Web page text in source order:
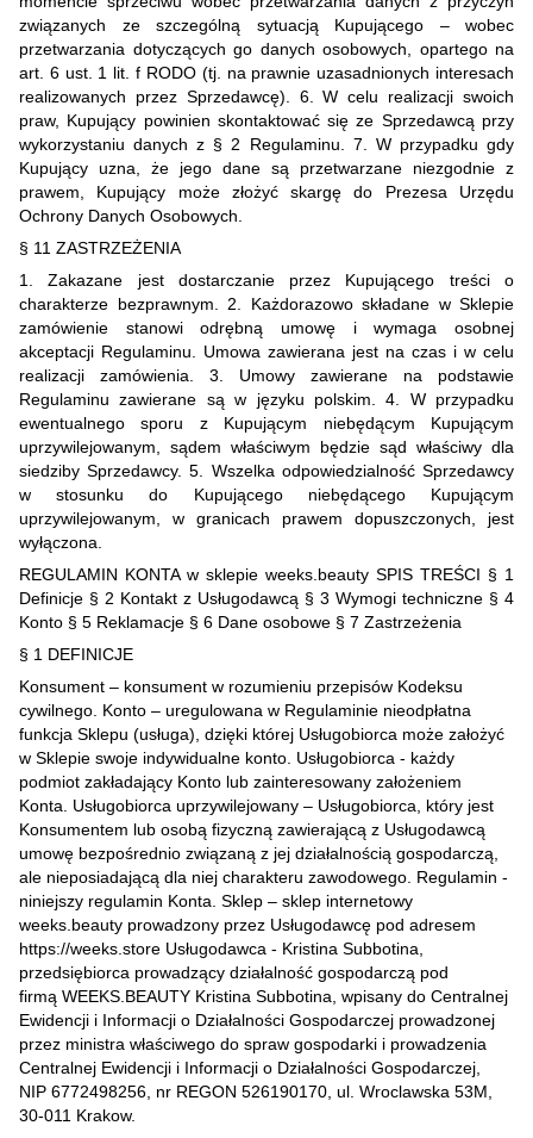
związanych ze szczególną sytuacją Kupującego – wobec
przetwarzania dotyczących go danych osobowych, opartego na
art. 6 ust. 1 lit. f RODO (tj. na prawnie uzasadnionych interesach
realizowanych przez Sprzedawcę). 6. W celu realizacji swoich
praw, Kupujący powinien skontaktować się ze Sprzedawcą przy
wykorzystaniu danych z § 2 Regulaminu. 7. W przypadku gdy
Kupujący uzna, że jego dane są przetwarzane niezgodnie z
prawem, Kupujący może złożyć skargę do Prezesa Urzędu
Ochrony Danych Osobowych.
§ 11 ZASTRZEŻENIA
1. Zakazane jest dostarczanie przez Kupującego treści o
charakterze bezprawnym. 2. Każdorazowo składane w Sklepie
zamówienie stanowi odrębną umowę i wymaga osobnej
akceptacji Regulaminu. Umowa zawierana jest na czas i w celu
realizacji zamówienia. 3. Umowy zawierane na podstawie
Regulaminu zawierane są w języku polskim. 4. W przypadku
ewentualnego sporu z Kupującym niebędącym Kupującym
uprzywilejowanym, sądem właściwym będzie sąd właściwy dla
siedziby Sprzedawcy. 5. Wszelka odpowiedzialność Sprzedawcy
w stosunku do Kupującego niebędącego Kupującym
uprzywilejowanym, w granicach prawem dopuszczonych, jest
wyłączona.
REGULAMIN KONTA w sklepie weeks.beauty SPIS TREŚCI § 1
Definicje § 2 Kontakt z Usługodawcą § 3 Wymogi techniczne § 4
Konto § 5 Reklamacje § 6 Dane osobowe § 7 Zastrzeżenia
§ 1 DEFINICJE
Konsument – konsument w rozumieniu przepisów Kodeksu
cywilnego. Konto – uregulowana w Regulaminie nieodpłatna
funkcja Sklepu (usługa), dzięki której Usługobiorca może założyć
w Sklepie swoje indywidualne konto. Usługobiorca - każdy
podmiot zakładający Konto lub zainteresowany założeniem
Konta. Usługobiorca uprzywilejowany – Usługobiorca, który jest
Konsumentem lub osobą fizyczną zawierającą z Usługodawcą
umowę bezpośrednio związaną z jej działalnością gospodarczą,
ale nieposiadającą dla niej charakteru zawodowego. Regulamin -
niniejszy regulamin Konta. Sklep – sklep internetowy
weeks.beauty prowadzony przez Usługodawcę pod adresem
https://weeks.store Usługodawca - Kristina Subbotina,
przedsiębiorca prowadzący działalność gospodarczą pod
firmą WEEKS.BEAUTY Kristina Subbotina, wpisany do Centralnej
Ewidencji i Informacji o Działalności Gospodarczej prowadzonej
przez ministra właściwego do spraw gospodarki i prowadzenia
Centralnej Ewidencji i Informacji o Działalności Gospodarczej,
NIP 6772498256, nr REGON 526190170, ul. Wroclawska 53M,
30-011 Krakow.